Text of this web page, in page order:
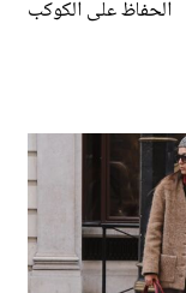
الحفاظ على الكوكب